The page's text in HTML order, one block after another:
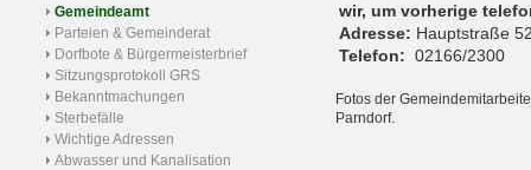
Gemeindeamt
Parteien & Gemeinderat
Dorfbote & Bürgermeisterbrief
Sitzungsprotokoll GRS
Bekanntmachungen
Sterbefälle
Wichtige Adressen
Abwasser und Kanalisation
wir, um vorherige
Adresse: Hauptstraße
Telefon: 02166/2300
Fotos der
Parndorf.